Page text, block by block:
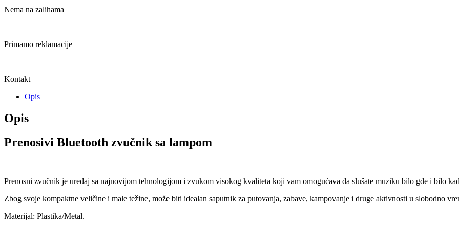
Nema na zalihama
Primamo reklamacije
Kontakt
Opis
Opis
Prenosivi Bluetooth zvučnik sa lampom
Prenosni zvučnik je uređaj sa najnovijom tehnologijom i zvukom visokog kvaliteta koji vam omogućava da slušate muziku bilo gde i bilo
Zbog svoje kompaktne veličine i male težine, može biti idealan saputnik za putovanja, zabave, kampovanje i druge aktivnosti u slobodno
Materijal: Plastika/Metal.